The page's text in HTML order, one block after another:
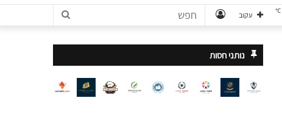
חפש התחבר עקוב ℃
נותני חסות